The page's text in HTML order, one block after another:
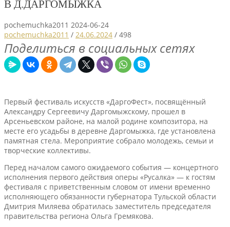
В Д.ДАРГОМЫЖКА
pochemuchka2011 2024-06-24
pochemuchka2011 / 24.06.2024 / 498
Поделиться в социальных сетях
Первый фестиваль искусств «ДаргоФест», посвящённый
Александру Сергеевичу Даргомыжскому, прошел в
Арсеньевском районе, на малой родине композитора, на
месте его усадьбы в деревне Даргомыжка, где установлена
памятная стела. Мероприятие собрало молодежь, семьи и
творческие коллективы.
Перед началом самого ожидаемого события — концертного
исполнения первого действия оперы «Русалка» — к гостям
фестиваля с приветственным словом от имени временно
исполняющего обязанности губернатора Тульской области
Дмитрия Миляева обратилась заместитель председателя
правительства региона Ольга Гремякова.